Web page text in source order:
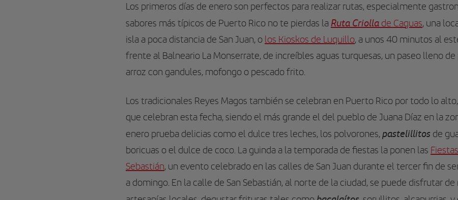
Los primeros días de enero son perfectos para realizar rutas, especialmente
sabores más típicos de Puerto Rico no te pierdas la Ruta Criolla de Caguas, una
isla a poca distancia de San Juan, o los Kioskos de Luquillo, a unos 40 minutos al
frente al Balneario La Monserrate, de increíbles aguas turquesas, un paseo lleno
arroz con gandules, mofongo o pescado frito.
Los tradicionales Reyes Magos también se celebran en Puerto Rico por todo lo
que celebran esta fecha, siendo el más grande el del pueblo de Juana Díaz en la
enero prueba delicias como el dulce tres leches, los polvorones,pastelillitos de
boricuas o el dulce de coco. La guinda a la temporada de fiestas la ponen las
Sebastián, un evento celebrado en las calles de San Juan durante el tercer fin de
a domingo. En la calle de San Sebastián, al norte de la ciudad, se puede disfrutar